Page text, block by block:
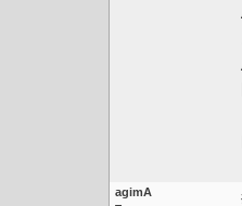
agimA